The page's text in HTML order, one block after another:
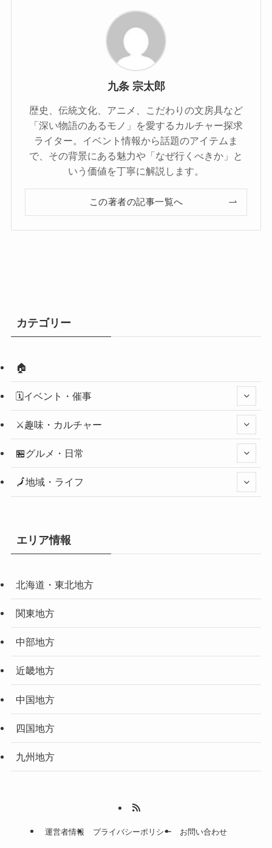
九条 宗太郎
歴史、伝統文化、アニメ、こだわりの文房具など
「深い物語のあるモノ」を愛するカルチャー探求
ライター。イベント情報から話題のアイテムま
で、その背景にある魅力や「なぜ行くべきか」と
いう価値を丁寧に解説します。
この著者の記事一覧へ
カテゴリー
🏠
🗓️イベント・催事
⚔️趣味・カルチャー
🏪グルメ・日常
🗾地域・ライフ
エリア情報
北海道・東北地方
関東地方
中部地方
近畿地方
中国地方
四国地方
九州地方
運営者情報 プライバシーポリシー お問い合わせ